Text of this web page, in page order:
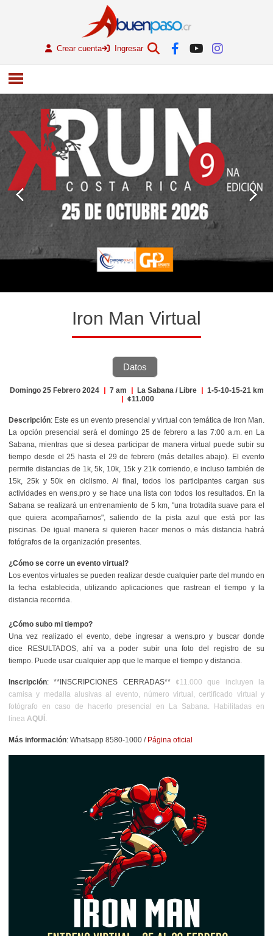
Crear cuenta Ingresar
Iron Man Virtual
Datos
Domingo 25 Febrero 2024 | 7 am | La Sabana / Libre | 1-5-10-15-21 km
| ¢11.000
Descripción: Este es un evento presencial y virtual con temática de Iron Man.
La opción presencial será el domingo 25 de febrero a las 7:00 a.m. en La
Sabana, mientras que si desea participar de manera virtual puede subir su
tiempo desde el 25 hasta el 29 de febrero (más detalles abajo). El evento
permite distancias de 1k, 5k, 10k, 15k y 21k corriendo, e incluso también de
15k, 25k y 50k en ciclismo. Al final, todos los participantes cargan sus
actividades en wens.pro y se hace una lista con todos los resultados. En la
Sabana se realizará un entrenamiento de 5 km, "una trotadita suave para el
que quiera acompañarnos", saliendo de la pista azul que está por las
piscinas. De igual manera si quieren hacer menos o más distancia habrá
fotógrafos de la organización presentes.
¿Cómo se corre un evento virtual?
Los eventos virtuales se pueden realizar desde cualquier parte del mundo en
la fecha establecida, utilizando aplicaciones que rastrean el tiempo y la
distancia recorrida.
¿Cómo subo mi tiempo?
Una vez realizado el evento, debe ingresar a wens.pro y buscar donde
dice RESULTADOS, ahí va a poder subir una foto del registro de su
tiempo. Puede usar cualquier app que le marque el tiempo y distancia
Inscripción: **INSCRIPCIONES CERRADAS** ¢11.000 que incluyen la
camisa y medalla alusivas al evento, número virtual, certificado virtual y
fotógrafo en caso de hacerlo presencial en La Sabana. Habilitadas en
línea AQUÍ
Más información: Whatsapp 8580-1000 / Página oficial